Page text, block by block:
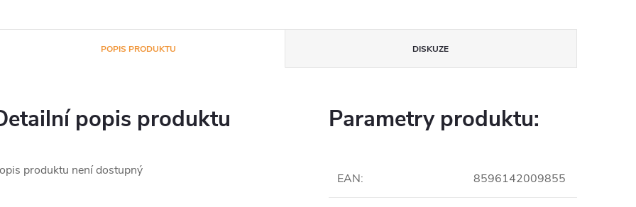
POPIS PRODUKTU DISKUZE
popis produktu
produktu není dostupný
Parametry produktu:
EAN: 8596142009855